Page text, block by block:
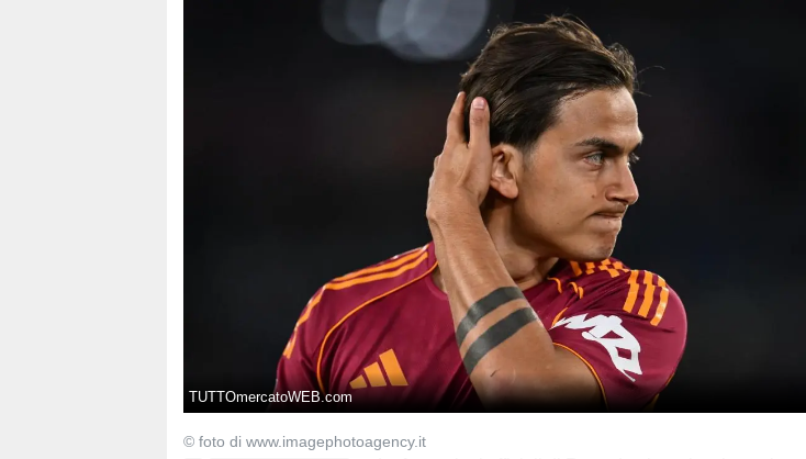
TUTTOmercatoWEB.com
© foto di www.imagephotoagency.it